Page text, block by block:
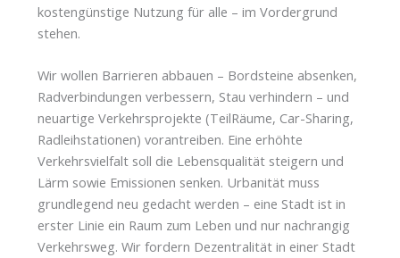
kostengünstige Nutzung für alle – im Vordergrund
stehen.
Wir wollen Barrieren abbauen – Bordsteine absenken,
Radverbindungen verbessern, Stau verhindern – und
neuartige Verkehrsprojekte (TeilRäume, Car-Sharing,
Radleihstationen) vorantreiben. Eine erhöhte
Verkehrsvielfalt soll die Lebensqualität steigern und
Lärm sowie Emissionen senken. Urbanität muss
grundlegend neu gedacht werden – eine Stadt ist in
erster Linie ein Raum zum Leben und nur nachrangig
Verkehrsweg. Wir fordern Dezentralität in einer Stadt